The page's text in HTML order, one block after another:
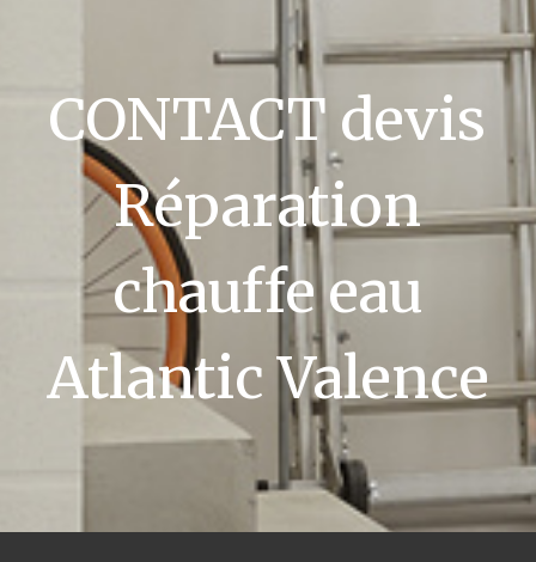
CONTACT devis
Réparation
chauffe eau
Atlantic Valence